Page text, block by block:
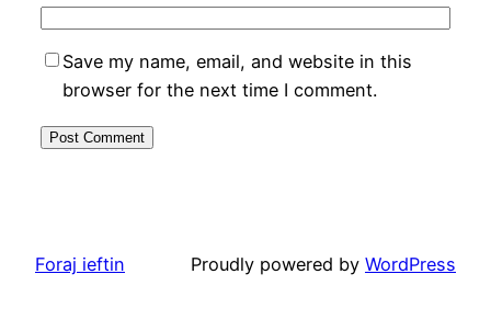
Save my name, email, and website in this
browser for the next time I comment.
Foraj ieftin Proudly powered by WordPress